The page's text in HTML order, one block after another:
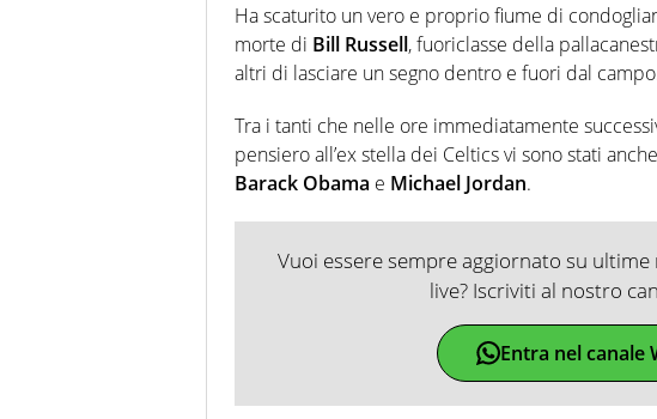
Ha scaturito un vero e proprio fiume di
morte di Bill Russell, fuoriclasse della
altri di lasciare un segno dentro e fuori dal
Tra i tanti che nelle ore immediatamente
pensiero all’ex stella dei Celtics vi sono stati
Barack Obama e Michael Jordan.
Vuoi essere sempre aggiornato su
live? Iscriviti al nostro
Entra nel canale